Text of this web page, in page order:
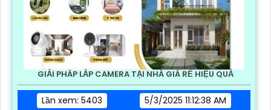
GIẢI PHÁP LẮP CAMERA TẠI NHÀ GIÁ RẺ HIỆU QUẢ
Lần xem: 5403
5/3/2025 11:12:38 AM